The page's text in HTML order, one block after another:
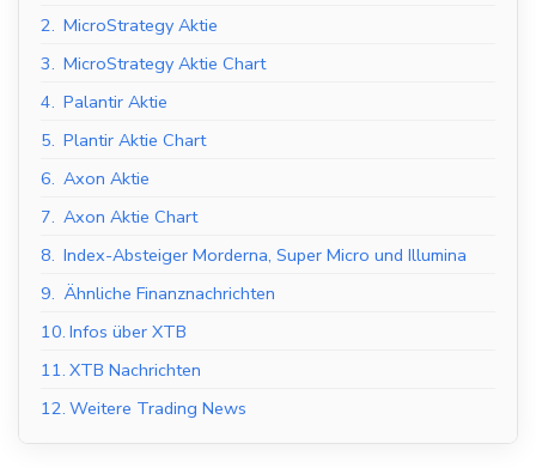
2. MicroStrategy Aktie
3. MicroStrategy Aktie Chart
4. Palantir Aktie
5. Plantir Aktie Chart
6. Axon Aktie
7. Axon Aktie Chart
8. Index-Absteiger Morderna, Super Micro und Illumina
9. Ähnliche Finanznachrichten
10. Infos über XTB
11. XTB Nachrichten
12. Weitere Trading News